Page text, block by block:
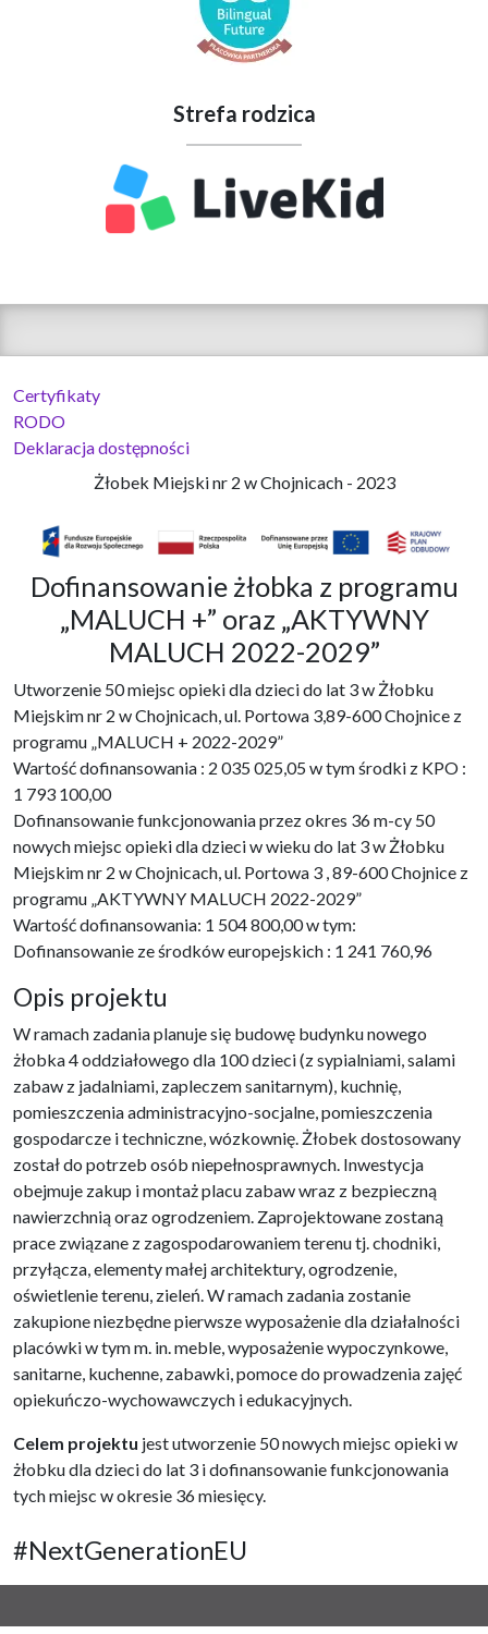
Strefa rodzica
Certyfikaty
RODO
Deklaracja dostępności
Żłobek Miejski nr 2 w Chojnicach - 2023
Dofinansowanie żłobka z programu
„MALUCH +” oraz „AKTYWNY
MALUCH 2022-2029”
Utworzenie 50 miejsc opieki dla dzieci do lat 3 w Żłobku
Miejskim nr 2 w Chojnicach, ul. Portowa 3,89-600 Chojnice z
programu „MALUCH + 2022-2029”
Wartość dofinansowania : 2 035 025,05 w tym środki z KPO :
1 793 100,00
Dofinansowanie funkcjonowania przez okres 36 m-cy 50
nowych miejsc opieki dla dzieci w wieku do lat 3 w Żłobku
Miejskim nr 2 w Chojnicach, ul. Portowa 3 , 89-600 Chojnice z
programu „AKTYWNY MALUCH 2022-2029”
Wartość dofinansowania: 1 504 800,00 w tym:
Dofinansowanie ze środków europejskich : 1 241 760,96
Opis projektu
W ramach zadania planuje się budowę budynku nowego
żłobka 4 oddziałowego dla 100 dzieci (z sypialniami, salami
zabaw z jadalniami, zapleczem sanitarnym), kuchnię,
pomieszczenia administracyjno-socjalne, pomieszczenia
gospodarcze i techniczne, wózkownię. Żłobek dostosowany
został do potrzeb osób niepełnosprawnych. Inwestycja
obejmuje zakup i montaż placu zabaw wraz z bezpieczną
nawierzchnią oraz ogrodzeniem. Zaprojektowane zostaną
prace związane z zagospodarowaniem terenu tj. chodniki,
przyłącza, elementy małej architektury, ogrodzenie,
oświetlenie terenu, zieleń. W ramach zadania zostanie
zakupione niezbędne pierwsze wyposażenie dla działalności
placówki w tym m. in. meble, wyposażenie wypoczynkowe,
sanitarne, kuchenne, zabawki, pomoce do prowadzenia zajęć
opiekuńczo-wychowawczych i edukacyjnych.
Celem projektu jest utworzenie 50 nowych miejsc opieki w
żłobku dla dzieci do lat 3 i dofinansowanie funkcjonowania
tych miejsc w okresie 36 miesięcy.
#NextGenerationEU